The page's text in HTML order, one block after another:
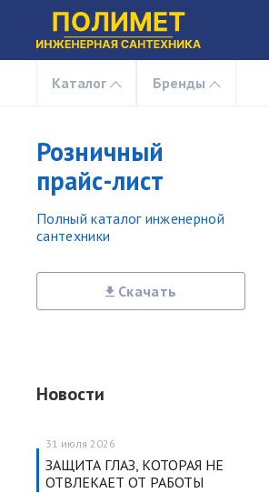
Каталог Бренды
Розничный
прайс-лист
Полный каталог инженерной
сантехники
Скачать
Новости
31 июля 2026
ЗАЩИТА ГЛАЗ, КОТОРАЯ НЕ
ОТВЛЕКАЕТ ОТ РАБОТЫ